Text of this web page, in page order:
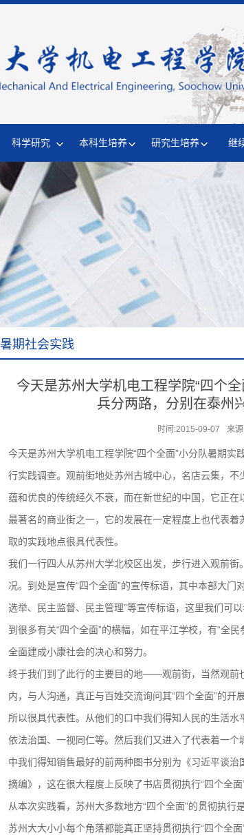
科学研究 本科生培养 研究生培养 继
暑期社会实践
今天是苏州大学机电工程学院“四个
兵分两路，分别在泰州
时间:2015-09-07 来
今天是苏州大学机电工程学院“四个全面”小分队暑期实
行实践调查。观前街地处苏州古城中心，名店云集，
蕴和优良的传统经久不衰，而在新世纪的中国，它正
最著名的商业街之一，它的发展在一定程度上也代表
取的实践地点很具代表性。
我们一行四人从苏州大学北校区出发，步行进入观前街
况。到处是宣传“四个全面”的宣传标语，其中本部大门
选举、民主监督、民主管理”等宣传标语，这里我们可
到很多有关“四个全面”的横幅，如在平江学校，有“全
全面建成小康社会的决心和努力。
终于我们到了此行的主要目的地——观前街，当然观前
内，与人沟通，真正与百姓交流询问其“四个全面”的开
所以很具代表性。从他们的口中我们得知人民的生活
依法治国、一视同仁等。然后我们又进入了代表着一
中我们得知销售最好的前两种图书分别为《习近平谈
摘编》，这在很大程度上反映了书店贯彻执行“四个全面
从本次实践看，苏州大多数地方“四个全面”的贯彻执行
苏州大大小小每个角落都能真正坚持贯彻执行“四个全面